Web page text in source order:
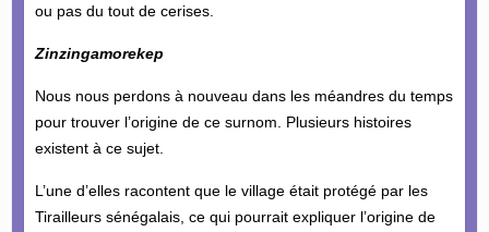
ou pas du tout de cerises.
Zinzingamorekep
Nous nous perdons à nouveau dans les méandres du temps
pour trouver l’origine de ce surnom. Plusieurs histoires
existent à ce sujet.
L’une d’elles racontent que le village était protégé par les
Tirailleurs sénégalais, ce qui pourrait expliquer l’origine de